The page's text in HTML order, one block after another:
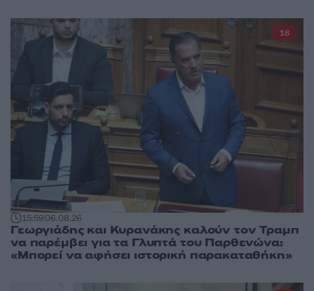
15:5906.08.26
Γεωργιάδης και Κυρανάκης καλούν τον Τραμπ
να παρέμβει για τα Γλυπτά του Παρθενώνα:
«Μπορεί να αφήσει ιστορική παρακαταθήκη»
18